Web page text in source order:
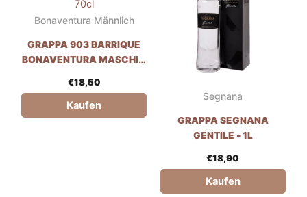
Bonaventura Männlich
GRAPPA 903 BARRIQUE
BONAVENTURA MASCHIO
€18,50
Kaufen
Segnana
GRAPPA SEGNANA
GENTILE - 1L
€18,90
Kaufen